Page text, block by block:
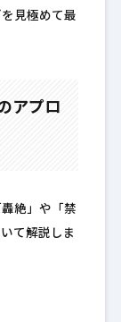
見極めて最
アプロ
絶」や「禁
て解説しま